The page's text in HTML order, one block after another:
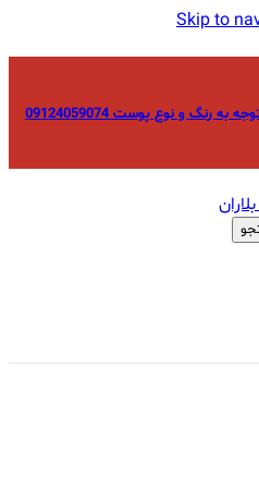
Skip to
و نوع پوست 09124059074